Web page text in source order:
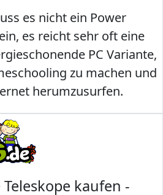
es nicht ein Power
es reicht sehr oft eine
PC Variante,
zu machen und
herumzusurfen.
kaufen -